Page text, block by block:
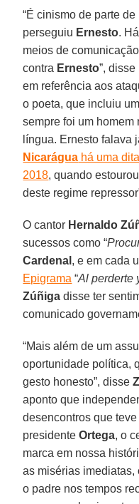
“É cinismo de parte
perseguiu Ernesto.
meios de
contra Ernesto”, disse
em referência aos
o poeta, que incluiu
sempre foi um homem
língua. Ernesto falava
Nicarágua há uma
2018, quando
deste regime
O cantor Hernaldo
sucessos como “
Cardenal , e em cada
Epigrama “Al perderte
Zúñiga disse ter
comunicado
“Mais além de um
oportunidade política,
gesto honesto”, disse
aponto que
desencontros que
presidenteOrtega, o
marca em nossa
as misérias imediatas,
o padre nos tempos